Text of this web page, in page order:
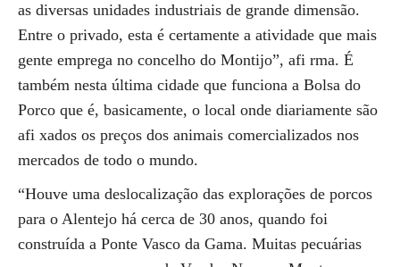
as diversas unidades industriais de grande dimensão.
Entre o privado, esta é certamente a atividade que mais
gente emprega no concelho do Montijo”, afi rma. É
também nesta última cidade que funciona a Bolsa do
Porco que é, basicamente, o local onde diariamente são
afi xados os preços dos animais comercializados nos
mercados de todo o mundo.
“Houve uma deslocalização das explorações de porcos
para o Alentejo há cerca de 30 anos, quando foi
construída a Ponte Vasco da Gama. Muitas pecuárias